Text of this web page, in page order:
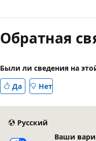
чтения
выключен
Обратная
Были ли сведения на
Да
Нет
Русский
Ваши